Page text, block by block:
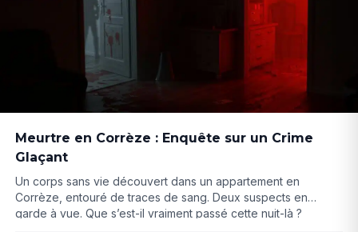
Meurtre en Corrèze : Enquête sur un Crime
Glaçant
Un corps sans vie découvert dans un appartement en
Corrèze, entouré de traces de sang. Deux suspects en
garde à vue. Que s’est-il vraiment passé cette nuit-là ?